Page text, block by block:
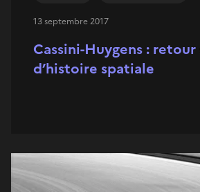
Cassini-Huygens : retour
d’histoire spatiale
13 septembre 2017